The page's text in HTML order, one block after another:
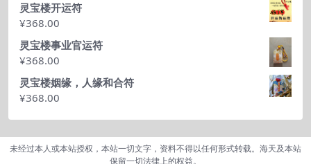
灵宝楼开运符
¥368.00
灵宝楼事业官运符
¥368.00
灵宝楼姻缘，人缘和合符
¥368.00
未经过本人或本站授权，本站一切文字，资料不得以任何形式转载。海天及本站
保留一切法律上的权益。